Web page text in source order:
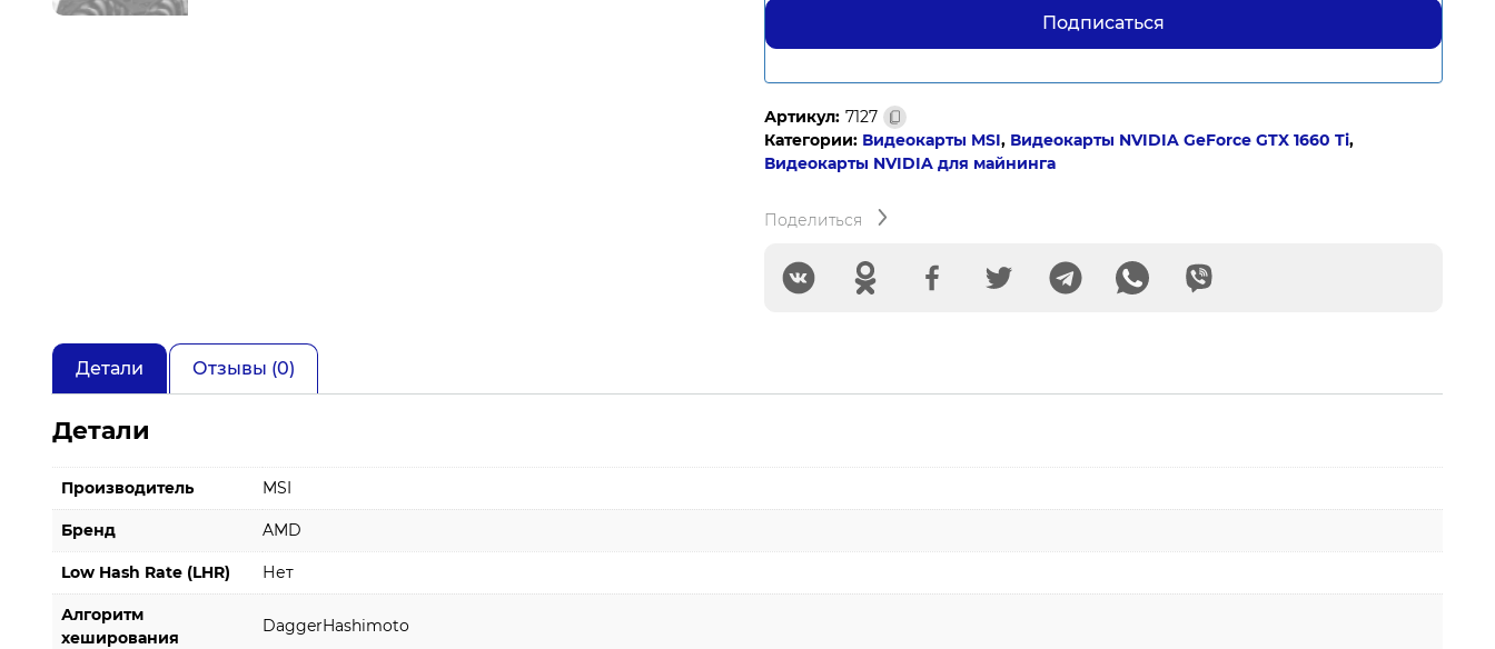
Артикул: 7127
Категории: Видеокарты MSI, Видеокарты NVIDIA GeForce GTX 1660 Ti,
Видеокарты NVIDIA для майнинга
Поделиться
Детали Отзывы (0)
Детали
Производитель MSI
Бренд AMD
Low Hash Rate (LHR) Нет
Алгоритм
хеширования
DaggerHashimoto